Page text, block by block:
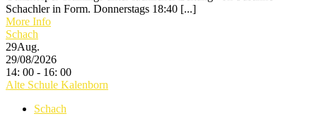
Schachler in Form. Donnerstags 18:40 [...]
More Info
Schach
29Aug.
29/08/2026
14: 00 - 16: 00
Alte Schule Kalenborn
Schach